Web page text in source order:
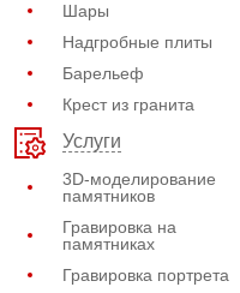
Шары
Надгробные плиты
Барельеф
Крест из гранита
Услуги
3D-моделирование
памятников
Гравировка на
памятниках
Гравировка портрета